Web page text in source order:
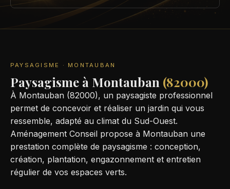
PAYSAGISME · MONTAUBAN
Paysagisme à Montauban (82000)
À Montauban (82000), un paysagiste professionnel
permet de concevoir et réaliser un jardin qui vous
ressemble, adapté au climat du Sud-Ouest.
Aménagement Conseil propose à Montauban une
prestation complète de paysagisme : conception,
création, plantation, engazonnement et entretien
régulier de vos espaces verts.